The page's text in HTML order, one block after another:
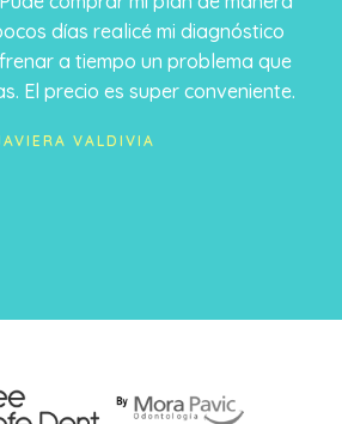
/
5
comprar mi plan de manera
días realicé mi diagnóstico
a tiempo un problema que